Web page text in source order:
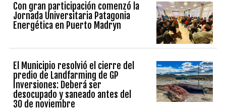
Con gran participación comenzó la
Jornada Universitaria Patagonia
Energética en Puerto Madryn
El Municipio resolvió el cierre del
predio de Landfarming de GP
Inversiones: Deberá ser
desocupado y saneado antes del
30 de noviembre